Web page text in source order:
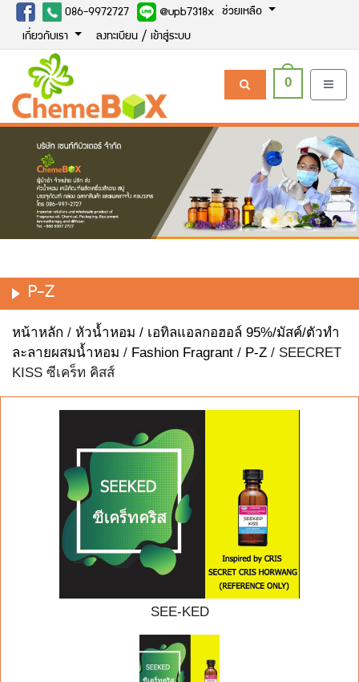
086-9972727 @upb7318x ช่วยเหลือ
เกี่ยวกับเรา ลงทะเบียน / เข้าสู่ระบบ
0
P-Z
หน้าหลัก / หัวน้ำหอม / เอทิลแอลกอฮอล์ 95%/มัสค์/ตัวทำ
ละลายผสมน้ำหอม / Fashion Fragrant / P-Z / SEECRET
KISS ซีเคร็ท คิสส์
SEE-KED